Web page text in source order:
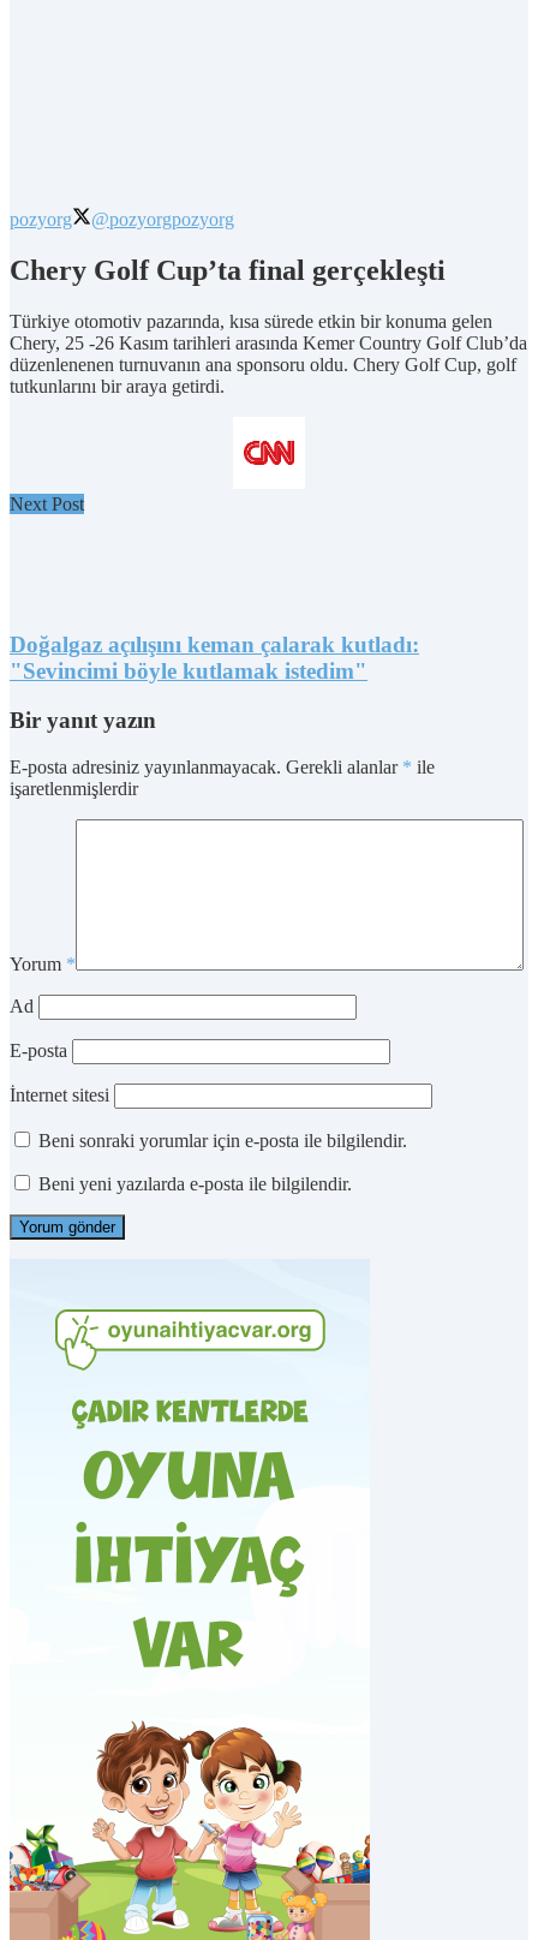
pozyorg @pozyorgpozyorg
Chery Golf Cup’ta final gerçekleşti
Türkiye otomotiv pazarında, kısa sürede etkin bir konuma gelen
Chery, 25 -26 Kasım tarihleri arasında Kemer Country Golf Club’da
düzenlenenen turnuvanın ana sponsoru oldu. Chery Golf Cup, golf
tutkunlarını bir araya getirdi.
Next Post
Doğalgaz açılışını keman çalarak kutladı:
"Sevincimi böyle kutlamak istedim"
Bir yanıt yazın
E-posta adresiniz yayınlanmayacak. Gerekli alanlar * ile
işaretlenmişlerdir
Yorum *
Ad
E-posta
İnternet sitesi
Beni sonraki yorumlar için e-posta ile bilgilendir.
Beni yeni yazılarda e-posta ile bilgilendir.